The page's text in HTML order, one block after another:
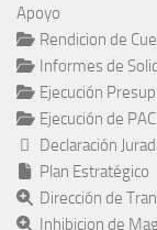
Apoyo
Rendicion de
Informes de
Ejecución
Ejecución de
Declaración
Plan Estratégico
Dirección de
Inhibicion de